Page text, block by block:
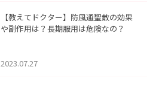
【教えてドクター】防風通聖散の効果
や副作用は？長期服用は危険なの？
2023.07.27